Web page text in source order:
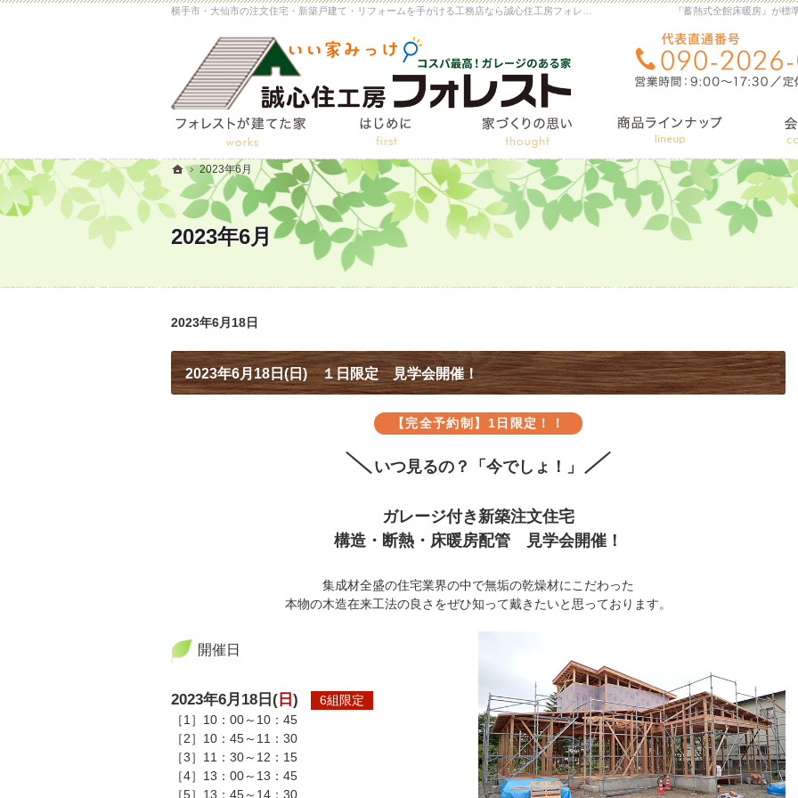
2023年6月
『蓄熱式全館床暖房』が
2023年6月18日
2023年6月18日(日) １日限定 見学会開催！
【完全予約制】 1日限定！！
いつ見るの？「今でしょ！」
ガレージ付き新築注文住宅
構造・断熱・床暖房配管 見学会開催！
集成材全盛の住宅業界の中で無垢の乾燥材にこだわった
本物の木造在来工法の良さをぜひ知って戴きたいと思っております。
開催日
2023年6月18日(日)
6組限定
［1］10：00～10：45
［2］10：45～11：30
［3］11：30～12：15
［4］13：00～13：45
［5］13：45～14：30
住宅施工例 はじめに
ホーム
2023年6月